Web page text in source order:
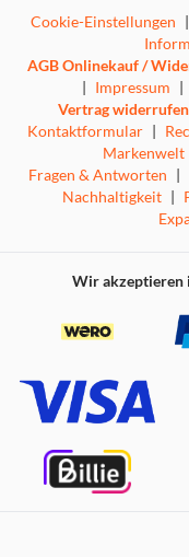
Cookie-Einstellungen |
AGB Onlinekauf /
| Impressum |
Vertrag widerrufen
Kontaktformular |
Markenwelt
Fragen & Antworten |
Nachhaltigkeit |
Wir akzeptieren